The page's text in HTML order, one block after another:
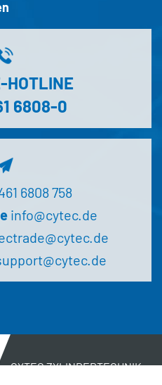
HOTLINE
6808-0
6808 758
info@cytec.de
CYTEC ZYLINDERTECHNIK